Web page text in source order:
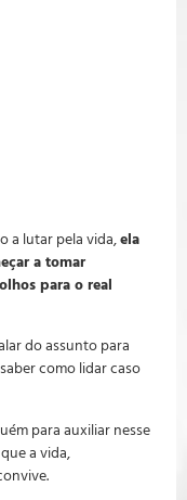
a lutar pela vida,ela
a tomar
para o real
do assunto para
como lidar caso
para auxiliar nesse
a vida,